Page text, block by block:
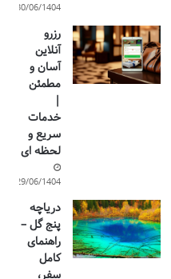
30/06/1404
رزرو
آنلاین
آسان و
مطمئن
|
خدمات
سریع و
لحظه ای
29/06/1404
دریاچه
پنج گل –
راهنمای
کامل
سفر،